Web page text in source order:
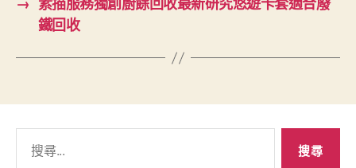
鐵回收